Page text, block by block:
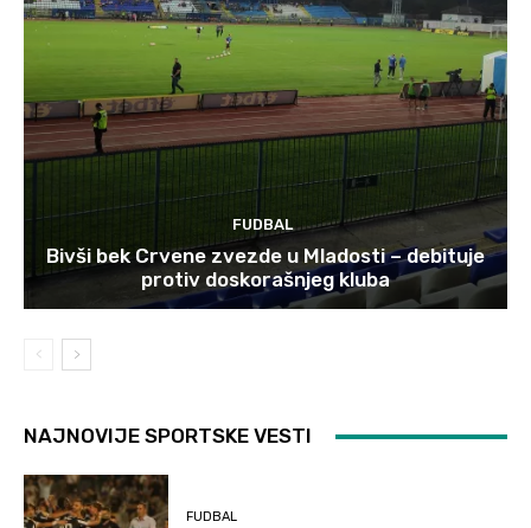
FUDBAL
Bivši bek Crvene zvezde u Mladosti – debituje
protiv doskorašnjeg kluba
NAJNOVIJE SPORTSKE VESTI
FUDBAL